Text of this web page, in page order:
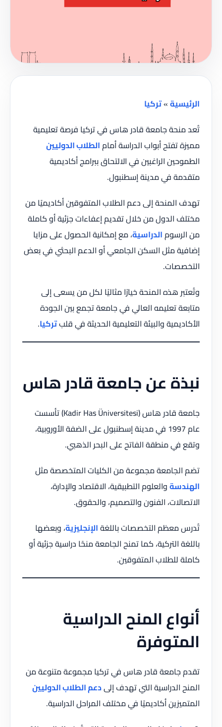
الرئيسية»تركيا
تُعد منحة جامعة قادر هاس في تركيا فرصة تعليمية
مميزة تفتح أبواب الدراسة أمامالطلاب الدوليين
الطموحين الراغبين في الالتحاق ببرامج أكاديمية
متقدمة في مدينة إسطنبول.
تهدف المنحة إلى دعم الطلاب المتفوقين أكاديميًا من
مختلف الدول من خلال تقديم إعفاءات جزئية أو كاملة
من الرسومالدراسية، مع إمكانية الحصول على مزايا
إضافية مثل السكن الجامعي أو الدعم البحثي في بعض
التخصصات.
وتُعتبر هذه المنحة خيارًا مثاليًا لكل من يسعى إلى
متابعة تعليمه العالي في جامعة تجمع بين الجودة
الأكاديمية والبيئة التعليمية الحديثة في قلبتركيا.
نبذة عن جامعة قادر هاس
جامعة قادر هاس (Kadir Has Üniversitesi) تأسست
عام 1997 في مدينة إسطنبول على الضفة الأوروبية،
وتقع في منطقة الفاتح على البحر الذهبي.
تضم الجامعة مجموعة من الكليات المتخصصة مثل
الهندسةوالعلوم التطبيقية، الاقتصاد والإدارة،
الاتصالات، الفنون والتصميم، والحقوق.
تُدرس معظم التخصصات باللغةالإنجليزية، وبعضها
باللغة التركية، كما تمنح الجامعة منحًا دراسية جزئية أو
كاملة للطلاب المتفوقين.
أنواع المنح الدراسية
المتوفرة
تقدم جامعة قادر هاس في تركيا مجموعة متنوعة من
المنح الدراسية التي تهدف إلىدعم الطلاب الدوليين
المتميزين أكاديميًا في مختلف المراحل الدراسية.